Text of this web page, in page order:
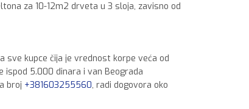
za 10-12m2 drveta u 3 sloja, zavisno od
sve kupce čija je vrednost korpe veća od
ispod 5.000 dinara i van Beograda
broj +381603255560, radi dogovora oko